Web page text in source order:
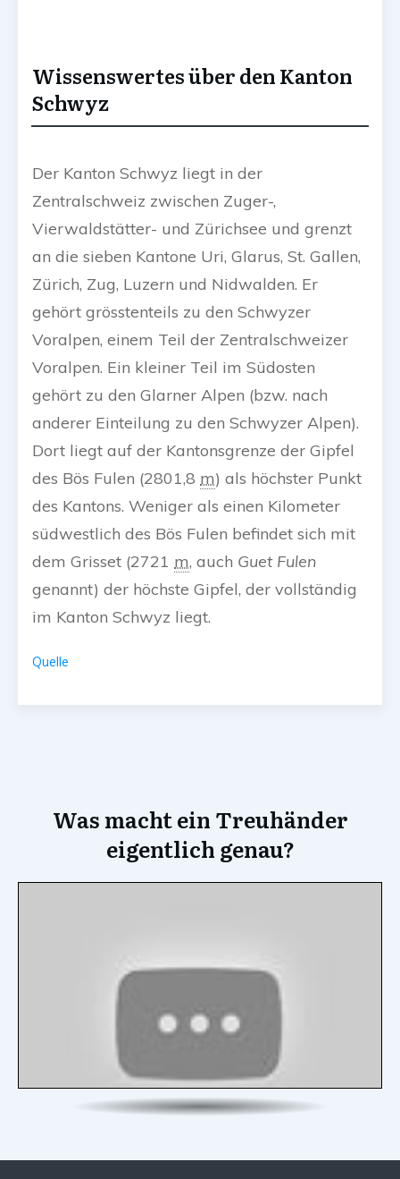
Wissenswertes über den Kanton
Schwyz
Der Kanton Schwyz liegt in der
Zentralschweiz zwischen Zuger-,
Vierwaldstätter- und Zürichsee und grenzt
an die sieben Kantone Uri, Glarus, St. Gallen,
Zürich, Zug, Luzern und Nidwalden. Er
gehört grösstenteils zu den Schwyzer
Voralpen, einem Teil der Zentralschweizer
Voralpen. Ein kleiner Teil im Südosten
gehört zu den Glarner Alpen (bzw. nach
anderer Einteilung zu den Schwyzer Alpen).
Dort liegt auf der Kantonsgrenze der Gipfel
des Bös Fulen (2801,8 m) als höchster Punkt
des Kantons. Weniger als einen Kilometer
südwestlich des Bös Fulen befindet sich mit
dem Grisset (2721 m, auch Guet Fulen
genannt) der höchste Gipfel, der vollständig
im Kanton Schwyz liegt.
Quelle
Was macht ein Treuhänder
eigentlich genau?